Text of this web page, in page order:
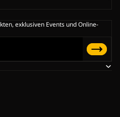
exklusiven Events und Online-